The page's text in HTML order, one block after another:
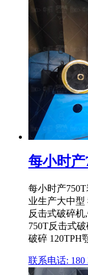
每小时
每小时产
业生产大中型
反击式破碎
750T反击式
破碎 120TPH
联系电话: 180